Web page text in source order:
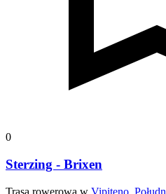
0
Sterzing - Brixen
Trasa rowerowa w Vipiteno,